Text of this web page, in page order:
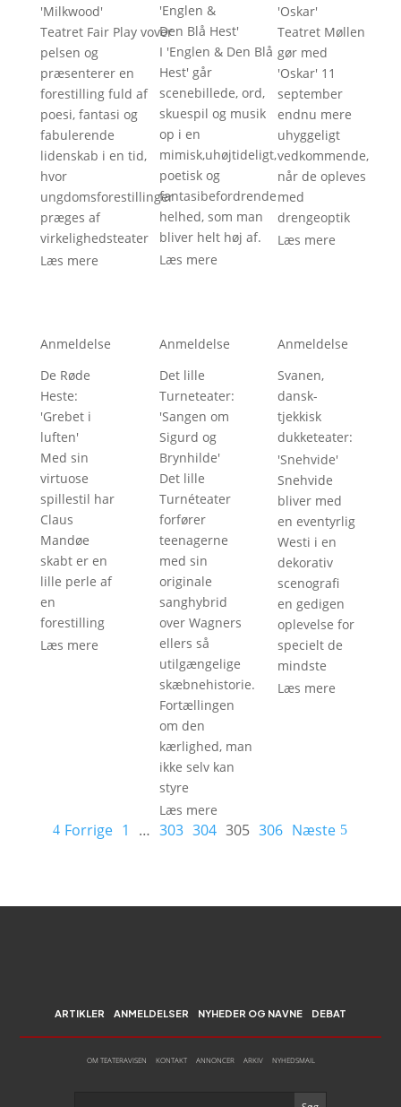
'Milkwood'
Teatret Fair Play vover
pelsen og
præsenterer en
forestilling fuld af
poesi, fantasi og
fabulerende
lidenskab i en tid,
hvor
ungdomsforestillinger
præges af
virkelighedsteater
Læs mere
'Englen &
Den Blå Hest'
I 'Englen & Den Blå
Hest' går
scenebillede, ord,
skuespil og musik
op i en
mimisk,uhøjtideligt,
poetisk og
fantasibefordrende
helhed, som man
bliver helt høj af.
Læs mere
'Oskar'
Teatret Møllen
gør med
'Oskar' 11
september
endnu mere
uhyggeligt
vedkommende,
når de opleves
med
drengeoptik
Læs mere
Anmeldelse
De Røde
Heste:
'Grebet i
luften'
Med sin
virtuose
spillestil har
Claus
Mandøe
skabt er en
lille perle af
en
forestilling
Læs mere
Anmeldelse
Det lille
Turneteater:
'Sangen om
Sigurd og
Brynhilde'
Det lille
Turnéteater
forfører
teenagerne
med sin
originale
sanghybrid
over Wagners
ellers så
utilgængelige
skæbnehistorie.
Fortællingen
om den
kærlighed, man
ikke selv kan
styre
Læs mere
Anmeldelse
Svanen,
dansk-
tjekkisk
dukketeater:
'Snehvide'
Snehvide
bliver med
en eventyrlig
Westi i en
dekorativ
scenografi
en gedigen
oplevelse for
specielt de
mindste
Læs mere
Forrige 1 … 303 304 305 306 Næste
ARTIKLER ANMELDELSER NYHEDER OG NAVNE DEBAT
OM TEATERAVISEN KONTAKT ANNONCER ARKIV NYHEDSMAIL